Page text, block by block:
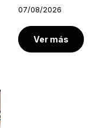
07/08/2026
Ver más